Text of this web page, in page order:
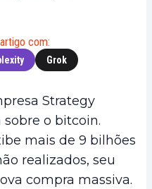
com:
Grok
Strategy
o bitcoin.
mais de 9 bilhões
realizados, seu
compra massiva.